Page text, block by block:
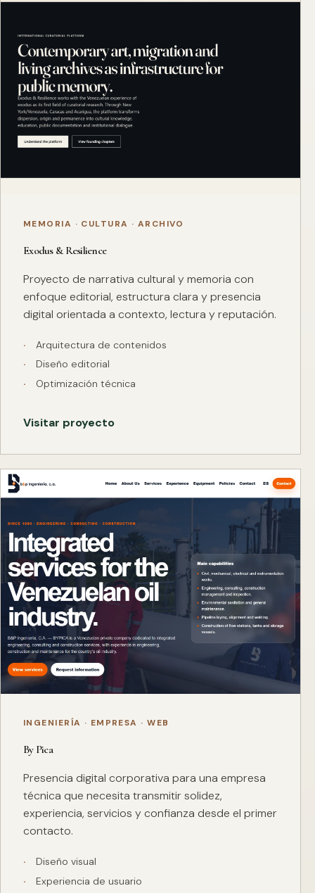
MEMORIA · CULTURA · ARCHIVO
Exodus & Resilience
Proyecto de narrativa cultural y memoria con
enfoque editorial, estructura clara y presencia
digital orientada a contexto, lectura y reputación.
Arquitectura de contenidos
Diseño editorial
Optimización técnica
Visitar proyecto
INGENIERÍA · EMPRESA · WEB
By Pica
Presencia digital corporativa para una empresa
técnica que necesita transmitir solidez,
experiencia, servicios y confianza desde el primer
contacto.
Diseño visual
Experiencia de usuario